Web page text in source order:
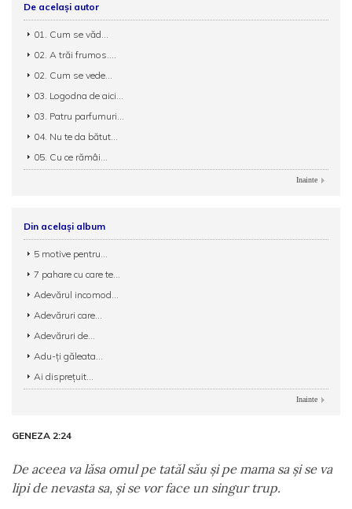
De același autor
01. Cum se văd...
02. A trăi frumos....
02. Cum se vede...
03. Logodna de aici...
03. Patru parfumuri...
04. Nu te da bătut...
05. Cu ce rămâi...
Inainte
Din același album
5 motive pentru...
7 pahare cu care te...
Adevărul incomod...
Adevăruri care...
Adevăruri de...
Adu-ți găleata...
Ai disprețuit...
Inainte
GENEZA 2:24
De aceea va lăsa omul pe tatăl său şi pe mama sa şi se va
lipi de nevasta sa, şi se vor face un singur trup.